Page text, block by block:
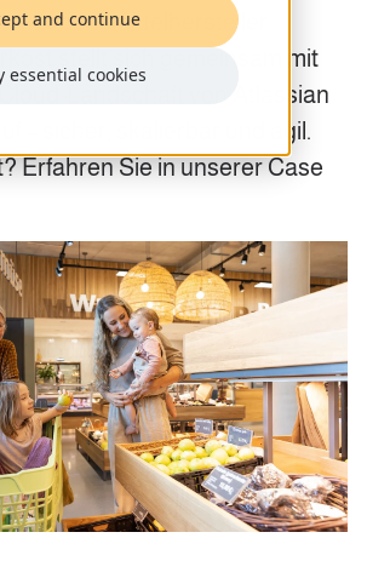
and continue
essential cookies
Lebensmittelhersteller
stellt sich gemeinsam mit
Landschaft von Atlassian
– sicher, skalierbar und agil.
Erfahren Sie in unserer Case